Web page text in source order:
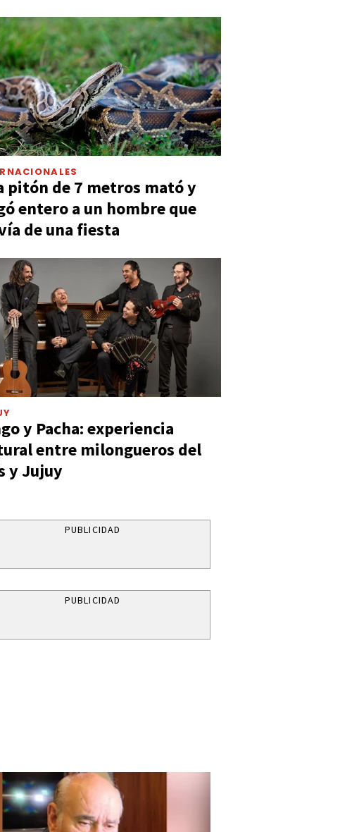
pitón de 7 metros mató y
entero a un hombre que
de una fiesta
y Pacha: experiencia
entre milongueros del
y Jujuy
PUBLICIDAD
PUBLICIDAD